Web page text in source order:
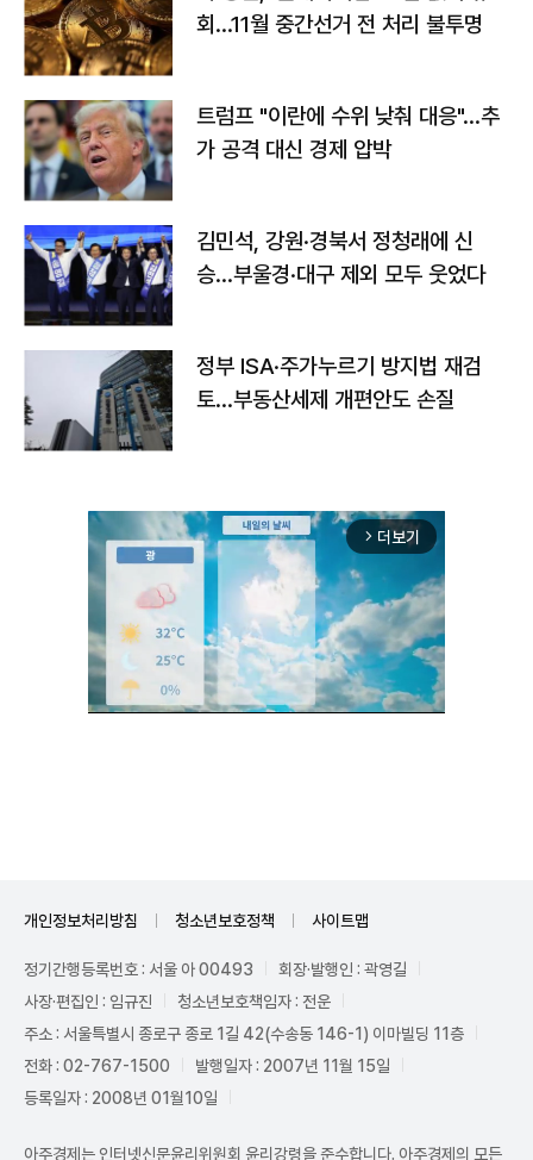
회…11월 중간선거 전 처리 불투명
트럼프 "이란에 수위 낮춰 대응"…추
가 공격 대신 경제 압박
김민석, 강원·경북서 정청래에 신
승…부울경·대구 제외 모두 웃었다
정부 ISA·주가누르기 방지법 재검
토…부동산세제 개편안도 손질
arrow_forward_ios 더보기
개인정보처리방침 청소년보호정책 사이트맵
정기간행등록번호 : 서울 아 00493
회장·발행인 : 곽영길
사장·편집인 : 임규진
청소년보호책임자 : 전운
주소 : 서울특별시 종로구 종로 1길 42(수송동 146-1) 이마빌딩 11층
전화 : 02-767-1500
발행일자 : 2007년 11월 15일
등록일자 : 2008년 01월10일
아주경제는 인터넷신문윤리위원회 윤리강령을 준수합니다. 아주경제의 모든